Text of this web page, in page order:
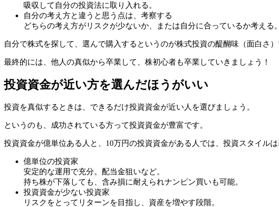
吸収して自分の投資法に取り入れる。
自分の考え方と違うと思う点は、考察する
どちらの考え方がリスクが少ないか、または自分に合っているか考える。
自分で株式を探して、選んで購入するというのが株式投資の醍醐味（面白さ）
最終的には、他人の真似から卒業して、株初心者も卒業していきましょう！
投資資金が近い方を選んだほうがいい
投資を真似するときは、できるだけ投資資金が近い人を選びましょう。
というのも、成功されている方って投資資金が豊富です。
投資資金が億単位ある人と、10万円の投資資金がある人では、投資スタイルは
億単位の投資家
安定的な運用で充分。配当金狙いなど。
持ち株が下落しても、含み損に耐えられナンピン買いも可能。
投資資金が少ない投資家
リスクをとってリターンを目指し、資産を増やす段階。